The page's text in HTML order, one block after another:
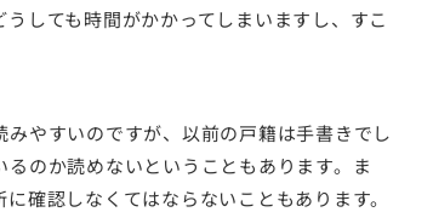
しても時間がかかってしまいますし、すこ
やすいのですが、以前の戸籍は手書きでし
のか読めないということもあります。ま
確認しなくてはならないこともあります。